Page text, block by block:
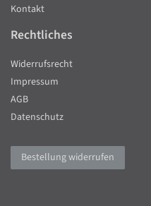
Kontakt
Rechtliches
Widerrufsrecht
Impressum
AGB
Datenschutz
Bestellung widerrufen